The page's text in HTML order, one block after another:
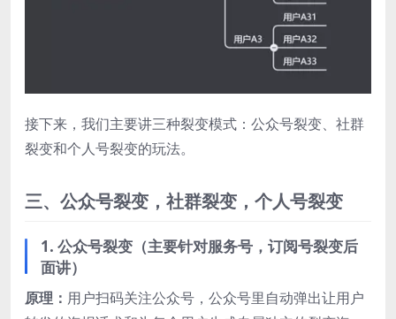
接下来，我们主要讲三种裂变模式：公众号裂变、社群
裂变和个人号裂变的玩法。
三、公众号裂变，社群裂变，个人号裂变
1. 公众号裂变（主要针对服务号，订阅号裂变后
面讲）
原理： 用户扫码关注公众号，公众号里自动弹出让用户